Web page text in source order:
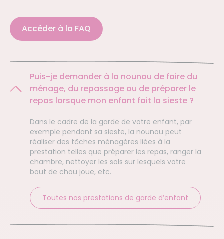
Accéder à la FAQ
Puis-je demander à la nounou de faire du
ménage, du repassage ou de préparer le
repas lorsque mon enfant fait la sieste ?
Dans le cadre de la garde de votre enfant, par
exemple pendant sa sieste, la nounou peut
réaliser des tâches ménagères liées à la
prestation telles que préparer les repas, ranger la
chambre, nettoyer les sols sur lesquels votre
bout de chou joue, etc.
Toutes nos prestations de garde d’enfant